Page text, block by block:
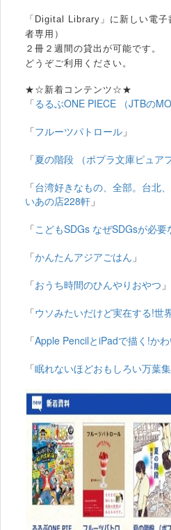
「Digital Library」に新しい電
者専用）
２冊２週間の貸出が可能です。
どうぞご利用ください。
★☆新着コンテンツ☆★
「るるぶONE PIECE （JTBの
「フルーツパトロール 」
「夏の階段 （ポプラ文庫ピュアフ
「台湾好きなもの、全部。台北
いあの店228軒 」
「こどもSDGs なぜSDGsが必
「かんたんアジアごはん 」
「おうち時間のひんやりおやつ 」
「ウソみたいだけど実在する!世
「Apple PencilとiPadで描く!か
「眠れないほどおもしろい万葉集